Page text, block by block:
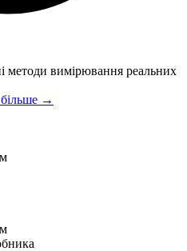
методи вимірювання реальних
більше →